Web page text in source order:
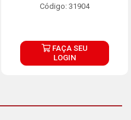
Código: 31904
FAÇA SEU
LOGIN